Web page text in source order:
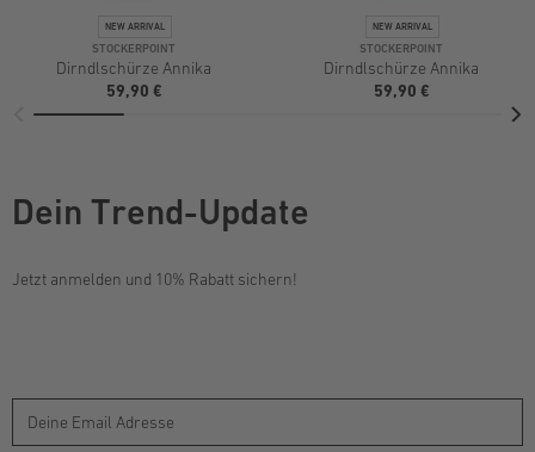
STOCKERPOINT
Dirndlschürze Annika
59,90 €
STOCKERPOINT
Dirndlschürze Annika
59,90 €
Dein Trend-Update
Jetzt anmelden und 10% Rabatt sichern!